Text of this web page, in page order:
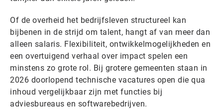
Of de overheid het bedrijfsleven structureel kan
bijbenen in de strijd om talent, hangt af van meer dan
alleen salaris. Flexibiliteit, ontwikkelmogelijkheden en
een overtuigend verhaal over impact spelen een
minstens zo grote rol. Bij grotere gemeenten staan in
2026 doorlopend technische vacatures open die qua
inhoud vergelijkbaar zijn met functies bij
adviesbureaus en softwarebedrijven.